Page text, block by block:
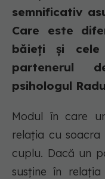
semnificativ
Care este
băieți și
partenerul
psihologul
Modul în care
relația cu
cuplu. Dacă un
susține în